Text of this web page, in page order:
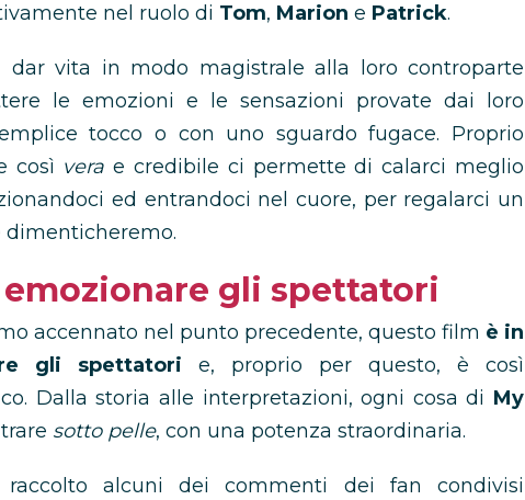
nel ruolo di Tom, Marion e Patrick.
vita in modo magistrale alla loro controparte
le emozioni e le sensazioni provate dai loro
tocco o con uno sguardo fugace. Proprio
così vera e credibile ci permette di calarci meglio
ed entrandoci nel cuore, per regalarci un
gli spettatori
accennato nel punto precedente, questo film è in
gli spettatori e, proprio per questo, è così
Dalla storia alle interpretazioni, ogni cosa di My
sotto pelle, con una potenza straordinaria.
alcuni dei commenti dei fan condivisi